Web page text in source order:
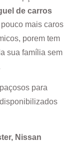
de carros
mais caros
porem tem
sua família sem
para
Nissan